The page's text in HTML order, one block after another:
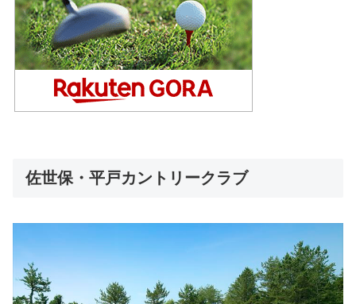
佐世保・平戸カントリークラブ